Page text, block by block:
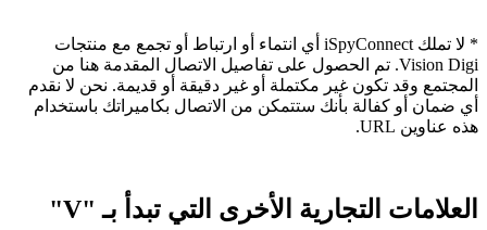
* لا تملك iSpyConnect أي انتماء أو ارتباط أو تجمع مع منتجات
Vision Digi. تم الحصول على تفاصيل الاتصال المقدمة هنا من
المجتمع وقد تكون غير مكتملة أو غير دقيقة أو قديمة. نحن لا نقدم
أي ضمان أو كفالة بأنك ستتمكن من الاتصال بكاميراتك باستخدام
هذه عناوين URL.
العلامات التجارية الأخرى التي تبدأ بـ "V"